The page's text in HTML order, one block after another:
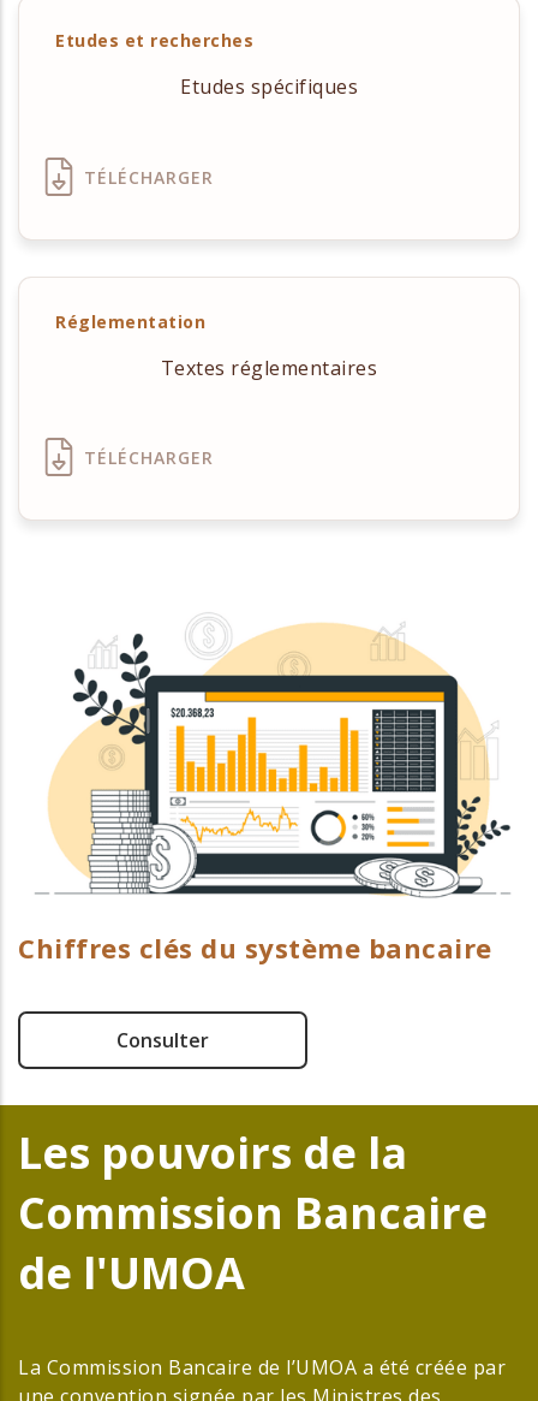
Etudes et recherches
Etudes spécifiques
TÉLÉCHARGER
Réglementation
Textes réglementaires
TÉLÉCHARGER
Chiffres clés du système bancaire
Consulter
Les pouvoirs de la
Commission Bancaire
de l'UMOA
La Commission Bancaire de l’UMOA a été créée par